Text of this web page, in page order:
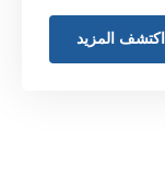
اكتشف المزيد